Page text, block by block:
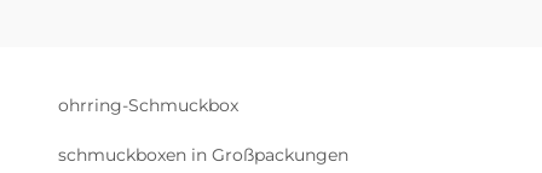
ohrring-Schmuckbox
schmuckboxen in Großpackungen